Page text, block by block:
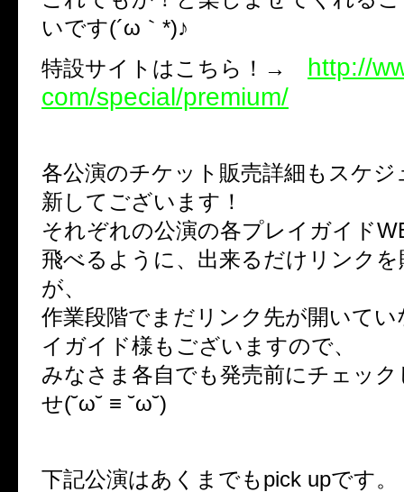
いです(´ω｀*)♪
特設サイトはこちら！→ http://
com/special/premium/
各公演のチケット販売詳細もスケジ
新してございます！
それぞれの公演の各プレイガイド
飛べるように、出来るだけリンク
が、
作業段階でまだリンク先が開いて
イガイド様もございますので、
みなさま各自でも発売前にチェッ
せ(˘ω˘ ≡ ˘ω˘)
下記公演はあくまでもpick upです。